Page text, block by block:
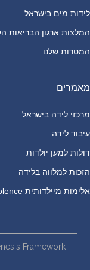
לידות מים בישראל
המלצות ארגון הבריאות
המטרות שלנו
מאמרים
מרכזי לידה בישראל
עיבוד לידה
דולות למען יולדות
הזכות למלווה בלידה
אלימות מיילדותית Obstetric Violence
Framework·